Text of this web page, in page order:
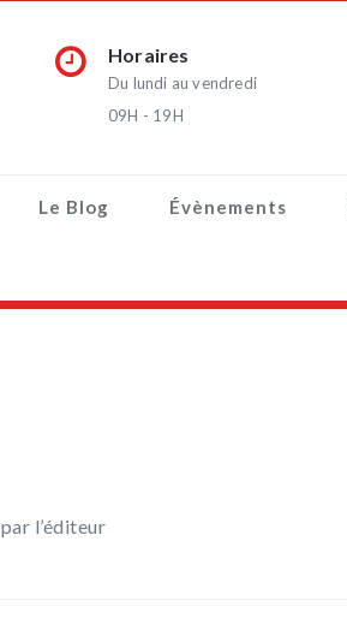
Horaires
Du lundi au vendredi
09H - 19H
Le Blog Évènements
l’éditeur